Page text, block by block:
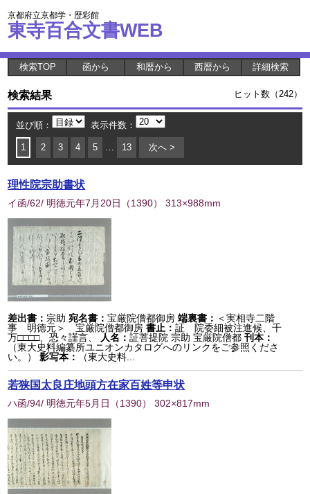
京都府立京都学・歴彩館
東寺百合文書WEB
検索TOP 函から 和暦から 西暦から 詳細検索
検索結果 ヒット数（242）
並び順： 表示件数：
1 2 3 4 5 … 13 次へ >
理性院宗助書状
イ函/62/ 明徳元年7月20日 （1390） 313×988mm
差出書： 宗助 宛名書：宝厳院僧都御房 端裏書： ＜実相寺二階
事 明徳元＞ 宝厳院僧都御房 書止：証 院委細被注進候、千
万□□□□、恐々謹言、
人名：証菩提院 宗助 宝厳院僧都 刊本：
（東大史料編纂所ユニオンカタログへのリンクをご参照くださ
い。）
影写本： （東大史料...
若狭国太良庄地頭方在家百姓等申状
ハ函/94/ 明徳元年5月日 （1390） 302×817mm